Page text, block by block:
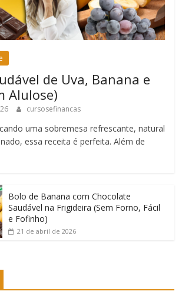
de Uva, Banana e
Alulose)
cursosefinancas
uma sobremesa refrescante, natural
essa receita é perfeita. Além de
Bolo de Banana com Chocolate
Saudável na Frigideira (Sem Forno, Fácil
e Fofinho)
21 de abril de 2026